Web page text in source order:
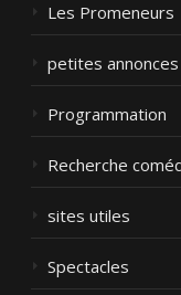
Les Promeneurs
petites annonces
Programmation
Recherche
sites utiles
Spectacles